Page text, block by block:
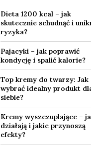
Dieta 1200 kcal – jak
skutecznie schudnąć i
ryzyka?
Pajacyki – jak poprawić
kondycję i spalić kalorie?
Top kremy do twarzy: Jak
wybrać idealny produkt
siebie?
Kremy wyszczuplające –
działają i jakie przynoszą
efekty?